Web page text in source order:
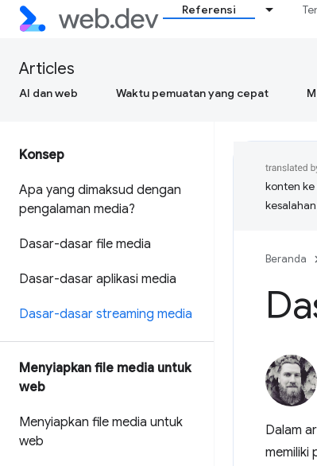
Referensi
Articles
AI dan web Waktu pemuatan yang cepat
Konsep
Apa yang dimaksud dengan
pengalaman media?
Dasar-dasar file media
Dasar-dasar aplikasi media
Dasar-dasar streaming media
Menyiapkan file media untuk
web
Menyiapkan file media untuk
web
konten
Beranda
Dalam
memiliki